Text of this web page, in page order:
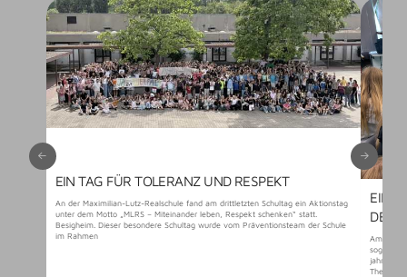
EIN TAG FÜR TOLERANZ UND RESPEKT
An der Maximilian-Lutz-Realschule fand am drittletzten Schultag ein Aktionstag
unter dem Motto „MLRS – Miteinander leben, Respekt schenken“ statt.
Besigheim. Dieser besondere Schultag wurde vom Präventionsteam der Schule
im Rahmen
EIN
DER
Am
Themen